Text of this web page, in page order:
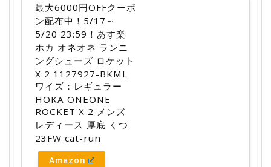
最大6000円OFFクーポ
ン配布中！5/17～
5/20 23:59！あす楽
ホカ オネオネ ランニ
ングシューズ ロケット
X 2 1127927-BKML
ワイズ：レギュラー
HOKA ONEONE
ROCKET X 2 メンズ
レディース 厚底 くつ
23FW cat-run
Amazon